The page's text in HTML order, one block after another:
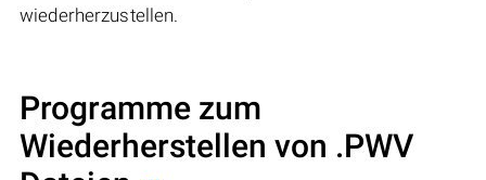
wiederherzustellen.
Programme zum
Wiederherstellen von .PWV